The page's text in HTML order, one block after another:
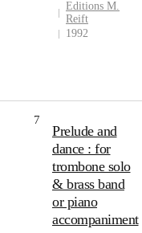
Editions M.
Reift
1992
7
Prelude and
dance : for
trombone solo
& brass band
or piano
accompaniment